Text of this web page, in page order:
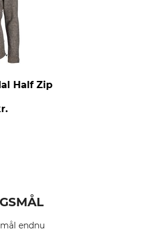
Half Zip
endnu